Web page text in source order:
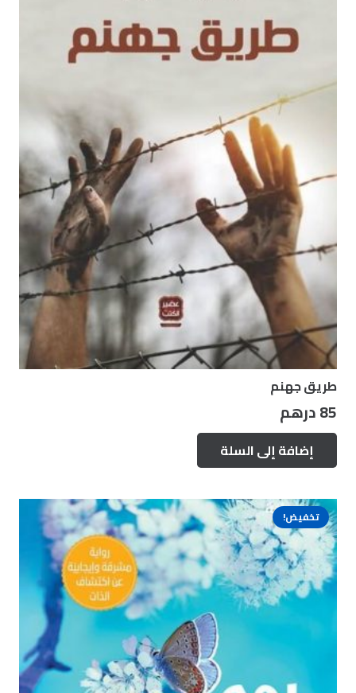
طريق جهنم
85درهم
إضافة إلى السلة
تخفيض!